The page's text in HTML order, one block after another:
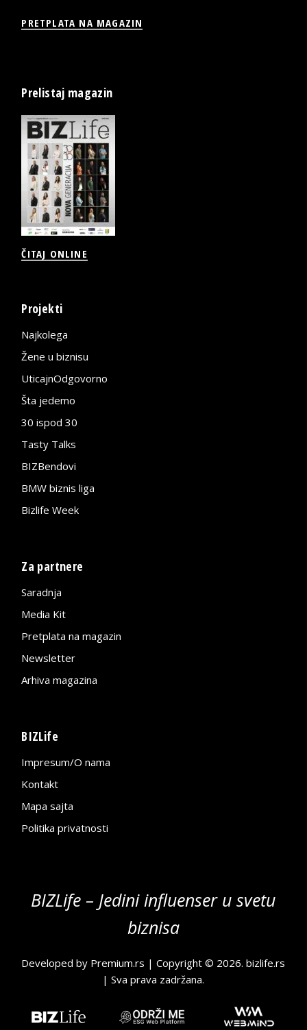
PRETPLATA NA MAGAZIN
Prelistaj magazin
ČITAJ ONLINE
Projekti
Najkolega
Žene u biznisu
UticajnOdgovorno
Šta jedemo
30 ispod 30
Tasty Talks
BIZBendovi
BMW biznis liga
Bizlife Week
Za partnere
Saradnja
Media Kit
Pretplata na magazin
Newsletter
Arhiva magazina
BIZLife
Impresum/O nama
Kontakt
Mapa sajta
Politika privatnosti
BIZLife – Jedini influenser u svetu
biznisa
Developed by Premium.rs | Copyright © 2026.bizlife.rs
| Sva prava zadržana.